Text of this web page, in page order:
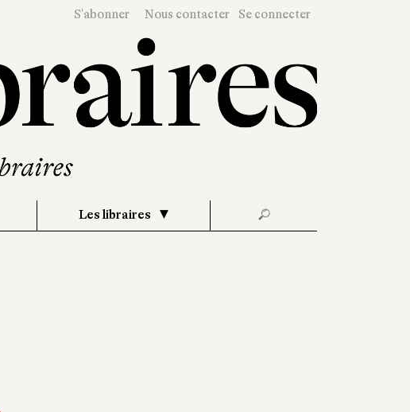
S'abonner Nous contacter Se connecter
Les libraires 🔎